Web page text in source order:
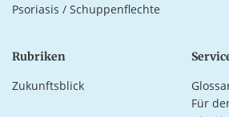
Psoriasis / Schuppenflechte
Rubriken
Zukunftsblick
Für